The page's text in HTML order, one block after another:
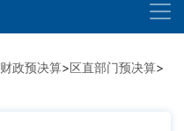
财政预决算>区直部门预决算>